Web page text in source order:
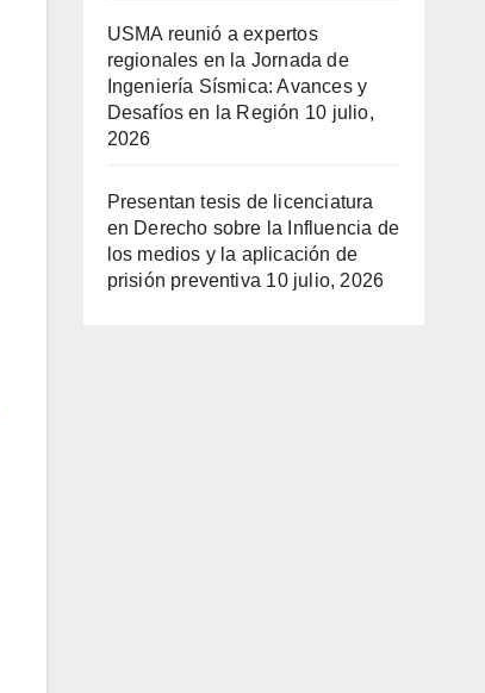
USMA reunió a expertos
regionales en la Jornada de
Ingeniería Sísmica: Avances y
Desafíos en la Región 10 julio,
2026
Presentan tesis de licenciatura
en Derecho sobre la Influencia de
los medios y la aplicación de
prisión preventiva 10 julio, 2026